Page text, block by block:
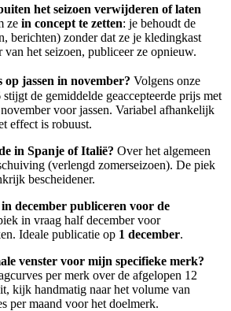
het seizoen verwijderen of laten
ze in concept te zetten: je behoudt de
berichten) zonder dat ze je kledingkast
het seizoen, publiceer ze opnieuw.
jassen in november? Volgens onze
de gemiddelde geaccepteerde prijs met
voor jassen. Variabel afhankelijk
effect is robuust.
in Spanje of Italië? Over het algemeen
(verlengd zomerseizoen). De piek
bescheidener.
december publiceren voor de
in vraag half december voor
Ideale publicatie op 1 december.
venster voor mijn specifieke merk?
per merk over de afgelopen 12
kijk handmatig naar het volume van
per maand voor het doelmerk.